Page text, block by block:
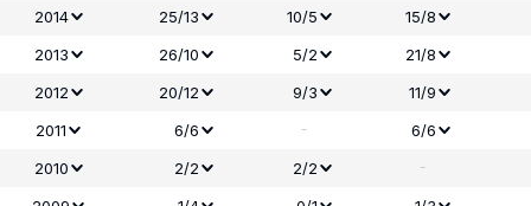
2014
25/13 10/5
15/8
2013
26/10 5/2
21/8
2012
20/12 9/3
11/9
2011
6/6 -
6/6
2010
2/2 2/2 -